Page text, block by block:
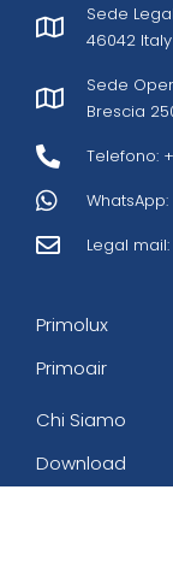
Sede
46042 Italy
Sede
Brescia
Telefono:
Legal mail:
Primolux
Primoair
Chi Siamo
Download